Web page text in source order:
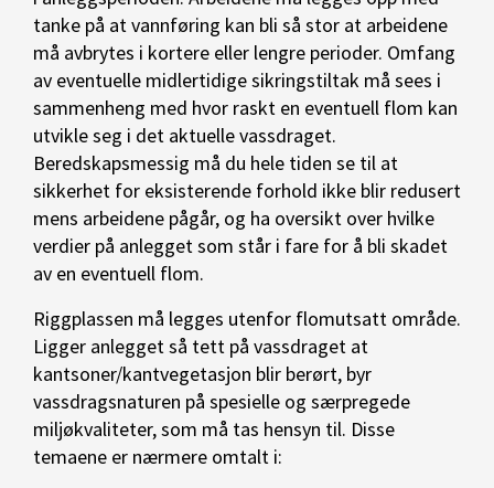
tanke på at vannføring kan bli så stor at arbeidene
må avbrytes i kortere eller lengre perioder. Omfang
av eventuelle midlertidige sikringstiltak må sees i
sammenheng med hvor raskt en eventuell flom kan
utvikle seg i det aktuelle vassdraget.
Beredskapsmessig må du hele tiden se til at
sikkerhet for eksisterende forhold ikke blir redusert
mens arbeidene pågår, og ha oversikt over hvilke
verdier på anlegget som står i fare for å bli skadet
av en eventuell flom.
Riggplassen må legges utenfor flomutsatt område.
Ligger anlegget så tett på vassdraget at
kantsoner/kantvegetasjon blir berørt, byr
vassdragsnaturen på spesielle og særpregede
miljøkvaliteter, som må tas hensyn til. Disse
temaene er nærmere omtalt i: